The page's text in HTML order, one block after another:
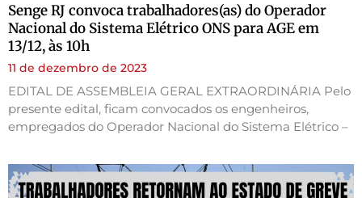
Senge RJ convoca trabalhadores(as) do Operador
Nacional do Sistema Elétrico ONS para AGE em
13/12, às 10h
11 de dezembro de 2023
EDITAL DE ASSEMBLEIA GERAL EXTRAORDINÁRIA Pelo
presente edital, ficam convocados os engenheiros,
empregados do Operador Nacional do Sistema Elétrico –